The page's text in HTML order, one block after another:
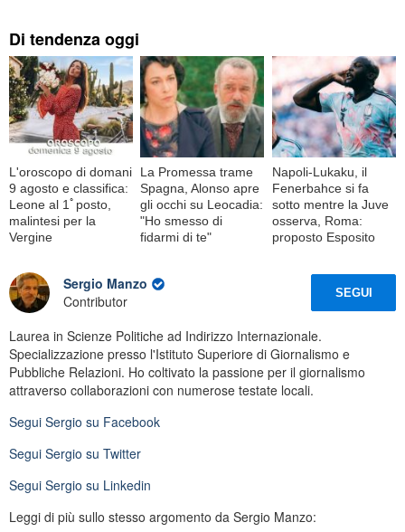
Di tendenza oggi
L'oroscopo di domani
9 agosto e classifica:
Leone al 1ﾟposto,
malintesi per la
Vergine
La Promessa trame
Spagna, Alonso apre
gli occhi su Leocadia:
"Ho smesso di
fidarmi di te"
Napoli-Lukaku, il
Fenerbahce si fa
sotto mentre la Juve
osserva, Roma:
proposto Esposito
Sergio Manzo
Contributor
SEGUI
Laurea in Scienze Politiche ad Indirizzo Internazionale.
Specializzazione presso l'Istituto Superiore di Giornalismo e
Pubbliche Relazioni. Ho coltivato la passione per il giornalismo
attraverso collaborazioni con numerose testate locali.
Segui Sergio su Facebook
Segui Sergio su Twitter
Segui Sergio su Linkedin
Leggi di più sullo stesso argomento da Sergio Manzo: